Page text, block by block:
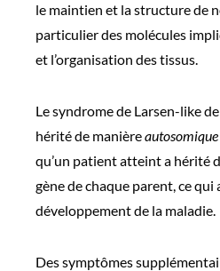
le maintien et la structure de
particulier des molécules
et l’organisation des tissus.
Le syndrome de Larsen-like
hérité de manière
qu’un patient atteint a hérité
gène de chaque parent, ce qui
développement de la maladie.
Des symptômes